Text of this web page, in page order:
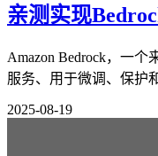
亲测实现
Amazon Bedrock，一
服务、用于微调、保护
2025-08-19